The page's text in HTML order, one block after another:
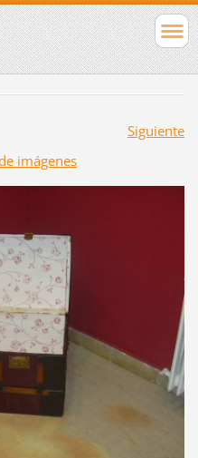
Siguiente
imágenes